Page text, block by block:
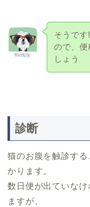
Rin先生
そうで
ので、便
しょう
診断
猫のお腹を触診す
かります。
数日便が出ていな
ますが、